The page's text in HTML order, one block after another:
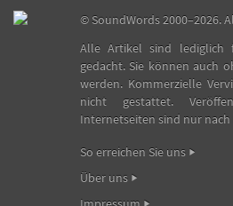
©SoundWords2000–2026.
Alle Artikel sind lediglich
gedacht. Sie können auch
werden. Kommerzielle
nicht gestattet.
Internetseiten sind nur
So erreichen Sie uns
Über uns